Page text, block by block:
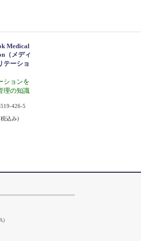
Medical
（メディ
テーショ
ションを
理の知識
426-5
込み)